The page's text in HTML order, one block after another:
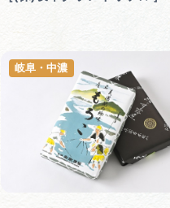
岐阜・中濃